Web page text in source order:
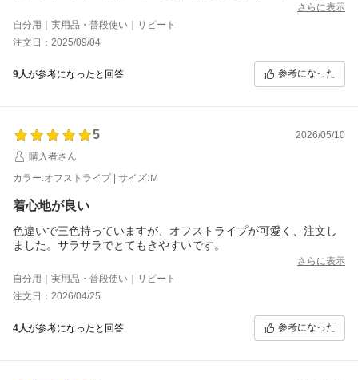
薄手でUVカットもあり、とても便利。洗ってもシワにならないの
もとても助かります。
コツコツ集めてそのうちコンプリートするかもしれません。
さらに表示
自分用｜実用品・普段使い｜リピート
注文日：2025/09/04
9人が参考になったと回答 参考になった
5
2026/05/10
購入者さん
カラー:オフストライプ | サイズ:Ｍ
着心地が良い
色違いで三色持っていますが、オフストライプが可愛く、注文し
ました。サラサラでとてもきやすいです。
さらに表示
自分用｜実用品・普段使い｜リピート
注文日：2026/04/25
4人が参考になったと回答 参考になった